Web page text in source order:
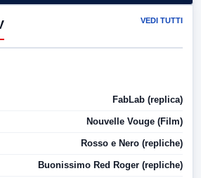
VEDI TUTTI
FabLab (replica)
Nouvelle Vouge (Film)
Rosso e Nero (repliche)
Buonissimo Red Roger (repliche)